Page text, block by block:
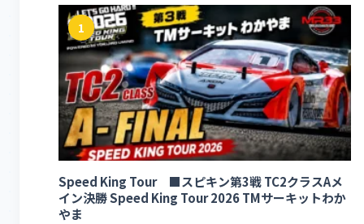
1
Speed King Tour ■スピキン第3戦 TC2クラスAメ
イン決勝 Speed King Tour 2026 TMサーキットわか
やま